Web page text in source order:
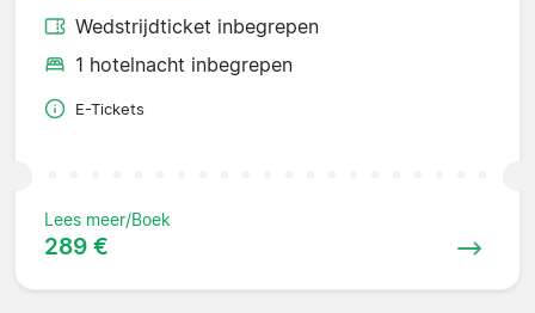
Wedstrijdticket inbegrepen
1 hotelnacht inbegrepen
E-Tickets
Lees meer/Boek
289 €